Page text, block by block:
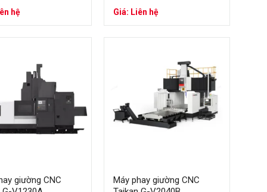
Taikan tại Việt Nam
hệ Giá: Liên hệ
giường CNC
Máy phay giường CNC